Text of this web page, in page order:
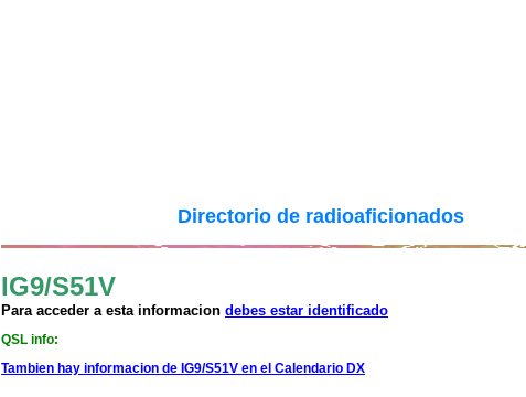
Directorio de radioaficionados
IG9/S51V
Para acceder a esta informaciondebes estar identificado
QSL info:
Tambien hay informacion de IG9/S51V en el Calendario DX